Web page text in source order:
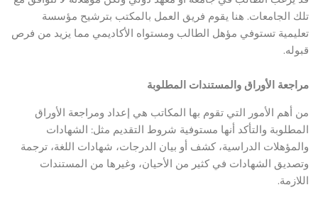
تلك الجامعات. هنا يقوم فريق العمل بالمكتب بترشيح مؤسسة
تعليمية تستوفي مؤهل الطالب ومستواه الأكاديمي مما يزيد من فرص
قبوله.
مراجعة الأوراق والمستندات المطلوبة
من أهم الأمور التي تقوم بها المكاتب هي إعداد ومراجعة الأوراق
المطلوبة والتأكد أنها مستوفية شروط التقديم مثل: الشهادات
والمؤهلات الدراسية، كشف أو بيان الدرجات، شهادات اللغة، ترجمة
وتصديق الشهادات في كثير من الأحيان، وغيرها من المستندات
اللازمة.